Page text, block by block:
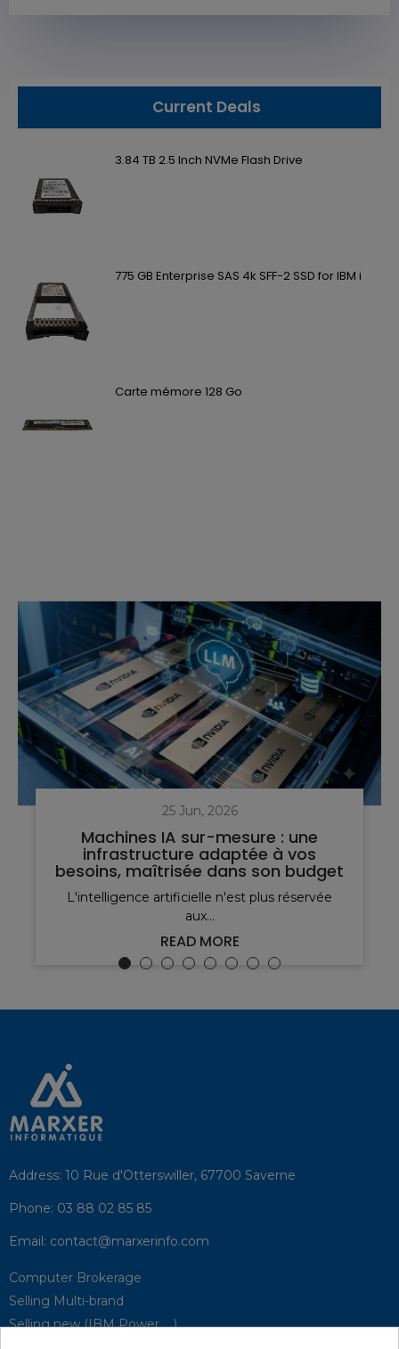
Current Deals
3.84 TB 2.5 Inch NVMe Flash Drive
775 GB Enterprise SAS 4k SFF-2 SSD for IBM i
Carte mémore 128 Go
25 Jun, 2026
Machines IA sur-mesure : une
infrastructure adaptée à vos
besoins, maîtrisée dans son budget
L'intelligence artificielle n'est plus réservée
aux...
READ MORE
Address: 10 Rue d'Otterswiller, 67700 Saverne
Phone: 03 88 02 85 85
Email: contact@marxerinfo.com​
Computer Brokerage
Selling Multi-brand
Selling new (IBM Power, ...)